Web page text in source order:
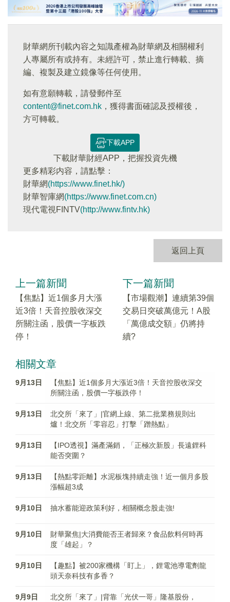
財華網所刊載內容之知識產權為財華網及相關權利
人專屬所有或持有。未經許可，禁止進行轉載、摘
編、複製及建立鏡像等任何使用。
如有意願轉載，請發郵件至
content@finet.com.hk ，獲得書面確認及授權後，
方可轉載。
下載APP
下載財華財經APP，把握投資先機
更多精彩内容，請點擊：
財華網(https://www.finet.hk/)
財華智庫網(https://www.finet.com.cn)
現代電視FINTV(http://www.fintv.hk)
返回上頁
上一篇新聞
【焦點】近1個多月大漲
近3倍！天音控股收深交
所關注函，股價一字板跌
停！
下一篇新聞
【市場觀潮】連續第39個
交易日突破萬億元！A股
「萬億成交額」仍將持
續?
相關文章
9月13日
【焦點】近1個多月大漲近3倍！天音控股收深交
所關注函，股價一字板跌停！
9月13日
北交所「來了」|官網上線、第二批業務規則出
爐！北交所「零容忍」打擊「蹭熱點」
9月13日
【IPO透視】滿產滿銷，「正極次新股」長遠鋰科
能否突圍？
9月13日
【熱點零距離】水泥板塊持續走強！近一個月多股
漲幅超3成
9月10日 抽水蓄能迎政策利好，相關概念股走強!
9月10日
財華聚焦|大消費能否王者歸來？食品飲料何時再
度「雄起」？
9月10日
【趣點】被200家機構「盯上」，鋰電池導電劑龍
頭天奈科技有多香？
9月9日
北交所「來了」|背靠「光伏一哥」隆基股份，